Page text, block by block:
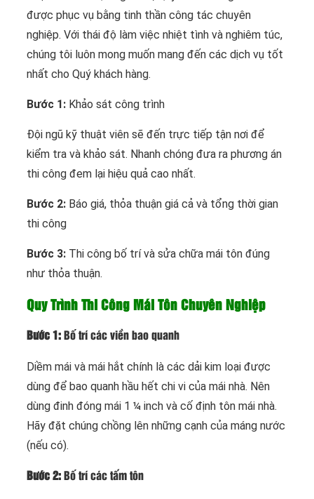
được phục vụ bằng tinh thần công tác chuyên
nghiệp. Với thái độ làm việc nhiệt tình và nghiêm túc,
chúng tôi luôn mong muốn mang đến các dịch vụ tốt
nhất cho Quý khách hàng.
Bước 1: Khảo sát công trình
Đội ngũ kỹ thuật viên sẽ đến trực tiếp tận nơi để
kiểm tra và khảo sát. Nhanh chóng đưa ra phương án
thi công đem lại hiệu quả cao nhất.
Bước 2: Báo giá, thỏa thuận giá cả và tổng thời gian
thi công
Bước 3: Thi công bố trí và sửa chữa mái tôn đúng
như thỏa thuận.
Quy Trình Thi Công Mái Tôn Chuyên Nghiệp
Bước 1: Bố trí các viền bao quanh
Diềm mái và mái hắt chính là các dải kim loại được
dùng để bao quanh hầu hết chi vi của mái nhà. Nên
dùng đinh đóng mái 1 ¼ inch và cố định tôn mái nhà.
Hãy đặt chúng chồng lên những cạnh của máng nước
(nếu có).
Bước 2: Bố trí các tấm tôn